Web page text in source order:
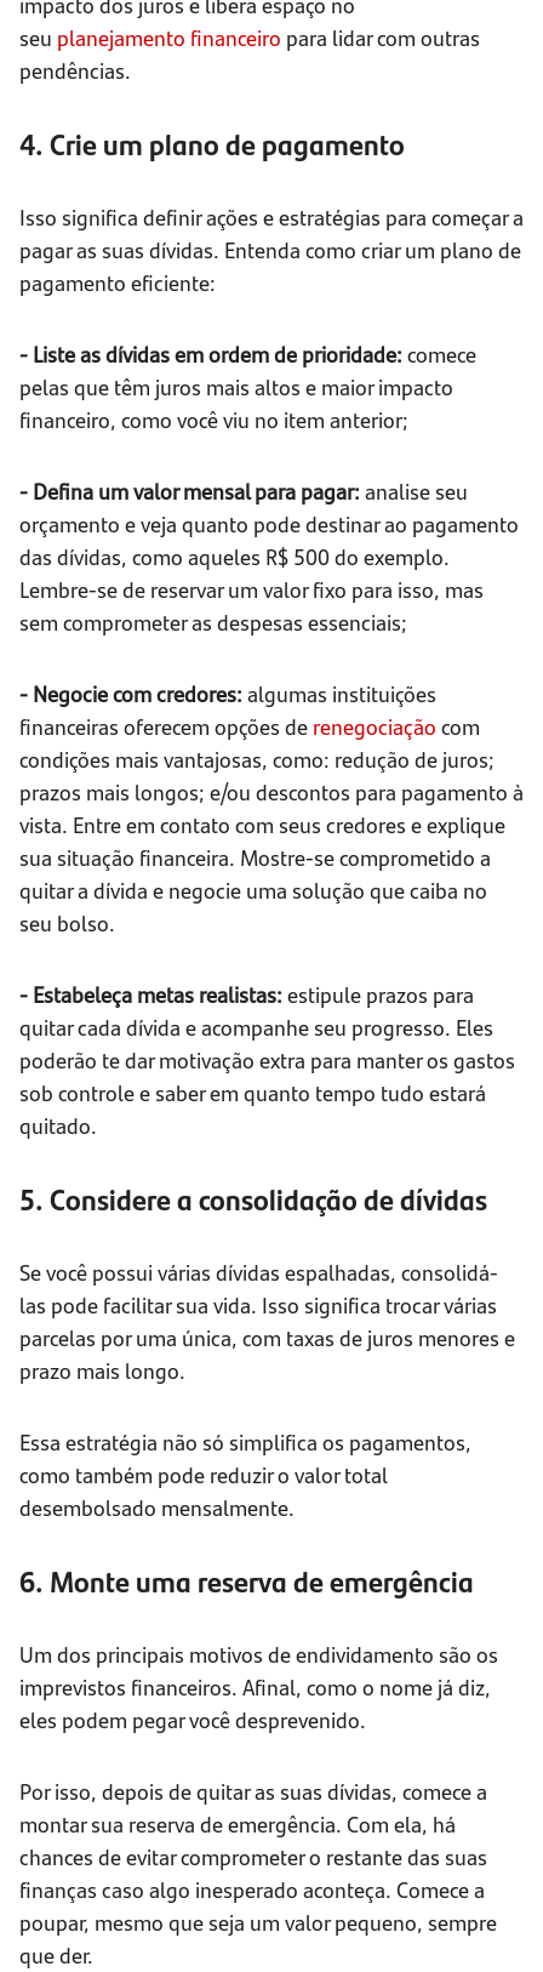
seu planejamento financeiro para lidar com outras
pendências.
4. Crie um plano de pagamento
Isso significa definir ações e estratégias para começar a
pagar as suas dívidas. Entenda como criar um plano de
pagamento eficiente:
- Liste as dívidas em ordem de prioridade: comece
pelas que têm juros mais altos e maior impacto
financeiro, como você viu no item anterior;
- Defina um valor mensal para pagar: analise seu
orçamento e veja quanto pode destinar ao pagamento
das dívidas, como aqueles R$ 500 do exemplo.
Lembre-se de reservar um valor fixo para isso, mas
sem comprometer as despesas essenciais;
- Negocie com credores: algumas instituições
financeiras oferecem opções de renegociação com
condições mais vantajosas, como: redução de juros;
prazos mais longos; e/ou descontos para pagamento à
vista. Entre em contato com seus credores e explique
sua situação financeira. Mostre-se comprometido a
quitar a dívida e negocie uma solução que caiba no
seu bolso.
- Estabeleça metas realistas: estipule prazos para
quitar cada dívida e acompanhe seu progresso. Eles
poderão te dar motivação extra para manter os gastos
sob controle e saber em quanto tempo tudo estará
quitado.
5. Considere a consolidação de dívidas
Se você possui várias dívidas espalhadas, consolidá-
las pode facilitar sua vida. Isso significa trocar várias
parcelas por uma única, com taxas de juros menores e
prazo mais longo.
Essa estratégia não só simplifica os pagamentos,
como também pode reduzir o valor total
desembolsado mensalmente.
6. Monte uma reserva de emergência
Um dos principais motivos de endividamento são os
imprevistos financeiros. Afinal, como o nome já diz,
eles podem pegar você desprevenido.
Por isso, depois de quitar as suas dívidas, comece a
montar sua reserva de emergência. Com ela, há
chances de evitar comprometer o restante das suas
finanças caso algo inesperado aconteça. Comece a
poupar, mesmo que seja um valor pequeno, sempre
que der.